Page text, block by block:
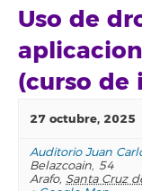
Uso de
(curso de
27 octubre, 2025
Auditorio Juan
Belazcoain, 54
Arafo, Santa Cruz